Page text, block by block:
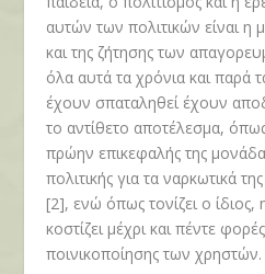
αυτών των πολιτικών είναι
και της ζήτησης των
όλα αυτά τα χρόνια και παρά
έχουν σπαταληθεί έχουν
το αντίθετο αποτέλεσμα,
πρώην επικεφαλής της
πολιτικής για τα ναρκωτικά
[2], ενώ όπως τονίζει ο ίδιος,
κοστίζει μέχρι και πέντε
ποινικοποίησης των χρηστών.